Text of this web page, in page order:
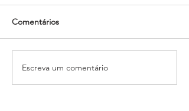
Comentários
Escreva um comentário